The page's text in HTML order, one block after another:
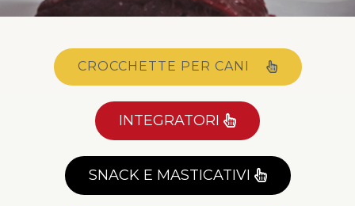
CROCCHETTE PER CANI
INTEGRATORI
SNACK E MASTICATIVI